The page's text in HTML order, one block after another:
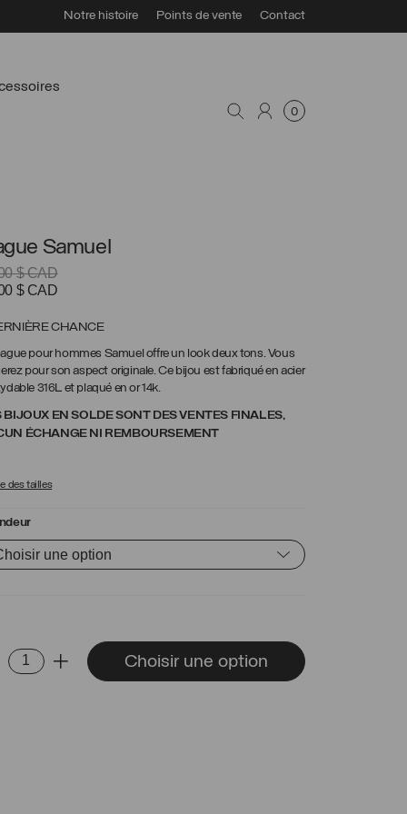
Notre histoire Points de vente Contact
0
Samuel
$ CAD
$
$ CADLe
actuel
39.00 $
CAD.
CHANCE
pour hommes Samuel offre un look deux tons. Vous
pour son aspect originale. Ce bijou est fabriqué en acier
316L et plaqué en or 14k.
BIJOUX EN SOLDE SONT DES VENTES FINALES,
ÉCHANGE NI REMBOURSEMENT
des tailles
- Choisir une option